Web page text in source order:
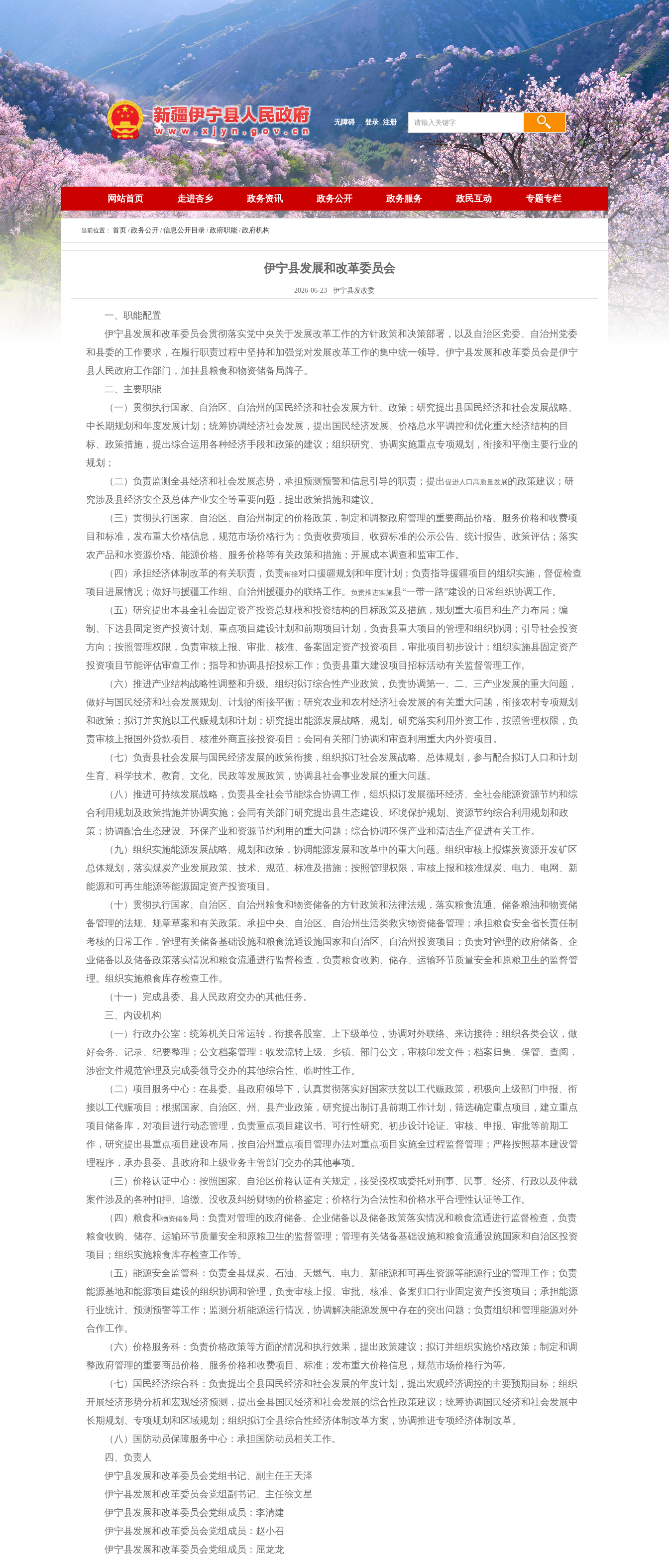
登录|注册
无障碍
网站首页 走进杏乡 政务资讯 政务公开 政务服务 政民互动 专题专栏
当前位置： 首页 /政务公开 /信息公开目录 /政府职能 /政府机构
伊宁县发展和改革委员会
2026-06-23 伊宁县发改委
一、职能配置
伊宁县发展和改革委员会贯彻落实党中央关于发展改革工作的方针政策和决策部署，以及自治区党委、自治州党委
和县委的工作要求，在履行职责过程中坚持和加强党对发展改革工作的集中统一领导。伊宁县发展和改革委员会是伊宁
县人民政府工作部门，加挂县粮食和物资储备局牌子。
二、主要职能
（一）贯彻执行国家、自治区、自治州的国民经济和社会发展方针、政策；研究提出县国民经济和社会发展战略、
中长期规划和年度发展计划；统筹协调经济社会发展，提出国民经济发展、价格总水平调控和优化重大经济结构的目
标、政策措施，提出综合运用各种经济手段和政策的建议；组织研究、协调实施重点专项规划，衔接和平衡主要行业的
规划；
（二）负责监测全县经济和社会发展态势，承担预测预警和信息引导的职责；提出促进人口高质量发展的政策建议；研
究涉及县经济安全及总体产业安全等重要问题，提出政策措施和建议。
（三）贯彻执行国家、自治区、自治州制定的价格政策，制定和调整政府管理的重要商品价格、服务价格和收费项
目和标准，发布重大价格信息，规范市场价格行为；负责收费项目、收费标准的公示公告、统计报告、政策评估；落实
农产品和水资源价格、能源价格、服务价格等有关政策和措施；开展成本调查和监审工作。
（四）承担经济体制改革的有关职责，负责衔接对口援疆规划和年度计划；负责指导援疆项目的组织实施，督促检查
项目进展情况；做好与援疆工作组、自治州援疆办的联络工作。
负责推进实施县“一带一路”建设的日常组织协调工作。
（五）研究提出本县全社会固定资产投资总规模和投资结构的目标政策及措施，规划重大项目和生产力布局；编
制、下达县固定资产投资计划、重点项目建设计划和前期项目计划，负责县重大项目的管理和组织协调；引导社会投资
方向；按照管理权限，负责审核上报、审批、核准、备案固定资产投资项目，审批项目初步设计；组织实施县固定资产
投资项目节能评估审查工作；指导和协调县招投标工作；负责县重大建设项目招标活动有关监督管理工作。
（六）推进产业结构战略性调整和升级。组织拟订综合性产业政策，负责协调第一、二、三产业发展的重大问题，
做好与国民经济和社会发展规划、计划的衔接平衡；研究农业和农村经济社会发展的有关重大问题，衔接农村专项规划
和政策；拟订并实施以工代赈规划和计划；研究提出能源发展战略、规划。研究落实利用外资工作，按照管理权限，负
责审核上报国外贷款项目、核准外商直接投资项目；会同有关部门协调和审查利用重大内外资项目。
（七）负责县社会发展与国民经济发展的政策衔接，组织拟订社会发展战略、总体规划，参与配合拟订人口和计划
生育、科学技术、教育、文化、民政等发展政策，协调县社会事业发展的重大问题。
（八）推进可持续发展战略，负责县全社会节能综合协调工作，组织拟订发展循环经济、全社会能源资源节约和综
合利用规划及政策措施并协调实施；会同有关部门研究提出县生态建设、环境保护规划、资源节约综合利用规划和政
策；协调配合生态建设、环保产业和资源节约利用的重大问题；综合协调环保产业和清洁生产促进有关工作。
（九）组织实施能源发展战略、规划和政策，协调能源发展和改革中的重大问题。组织审核上报煤炭资源开发矿区
总体规划，落实煤炭产业发展政策、技术、规范、标准及措施；按照管理权限，审核上报和核准煤炭、电力、电网、新
能源和可再生能源等能源固定资产投资项目。
（十）贯彻执行国家、自治区、自治州粮食和物资储备的方针政策和法律法规，落实粮食流通、储备粮油和物资储
备管理的法规、规章草案和有关政策。承担中央、自治区、自治州生活类救灾物资储备管理；承担粮食安全省长责任制
考核的日常工作，管理有关储备基础设施和粮食流通设施国家和自治区、自治州投资项目；负责对管理的政府储备、企
业储备以及储备政策落实情况和粮食流通进行监督检查，负责粮食收购、储存、运输环节质量安全和原粮卫生的监督管
理。组织实施粮食库存检查工作。
（十一）完成县委、县人民政府交办的其他任务。
三、内设机构
（一）行政办公室：统筹机关日常运转，衔接各股室、上下级单位，协调对外联络、来访接待；组织各类会议，做
好会务、记录、纪要整理；公文档案管理：收发流转上级、乡镇、部门公文，审核印发文件；档案归集、保管、查阅，
涉密文件规范管理及完成委领导交办的其他综合性、临时性工作。
（二）项目服务中心：在县委、县政府领导下，认真贯彻落实好国家扶贫以工代赈政策，积极向上级部门申报、衔
接以工代赈项目；根据国家、自治区、州、县产业政策，研究提出制订县前期工作计划，筛选确定重点项目，建立重点
项目储备库，对项目进行动态管理，负责重点项目建议书、可行性研究、初步设计论证、审核、申报、审批等前期工
作，研究提出县重点项目建设布局，按自治州重点项目管理办法对重点项目实施全过程监督管理；严格按照基本建设管
理程序，承办县委、县政府和上级业务主管部门交办的其他事项。
（三）价格认证中心：按照国家、自治区价格认证有关规定，接受授权或委托对刑事、民事、经济、行政以及仲裁
案件涉及的各种扣押、追缴、没收及纠纷财物的价格鉴定；价格行为合法性和价格水平合理性认证等工作。
（四）粮食和物资储备 局：负责对管理的政府储备、企业储备以及储备政策落实情况和粮食流通进行监督检查，负责
粮食收购、储存、运输环节质量安全和原粮卫生的监督管理；管理有关储备基础设施和粮食流通设施国家和自治区投资
项目；组织实施粮食库存检查工作等。
（五）能源安全监管科：负责全县煤炭、石油、天燃气、电力、新能源和可再生资源等能源行业的管理工作；负责
能源基地和能源项目建设的组织协调和管理，负责审核上报、审批、核准、备案归口行业固定资产投资项目；承担能源
行业统计、预测预警等工作；监测分析能源运行情况，协调解决能源发展中存在的突出问题；负责组织和管理能源对外
合作工作。
（六）价格服务科：负责价格政策等方面的情况和执行效果，提出政策建议；拟订并组织实施价格政策；制定和调
整政府管理的重要商品价格、服务价格和收费项目、标准；发布重大价格信息，规范市场价格行为等。
（七）国民经济综合科：负责提出全县国民经济和社会发展的年度计划，提出宏观经济调控的主要预期目标；组织
开展经济形势分析和宏观经济预测，提出全县国民经济和社会发展的综合性政策建议；统筹协调国民经济和社会发展中
长期规划、专项规划和区域规划；组织拟订全县综合性经济体制改革方案，协调推进专项经济体制改革。
（八）国防动员保障服务中心：承担国防动员相关工作。
四、负责人
伊宁县发展和改革委员会党组书记、副主任王天泽
伊宁县发展和改革委员会党组副书记、主任徐文星
伊宁县发展和改革委员会党组成员：李清建
伊宁县发展和改革委员会党组成员：赵小召
伊宁县发展和改革委员会党组成员：屈龙龙